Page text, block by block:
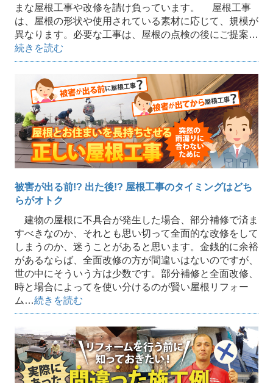
まな屋根工事や改修を請け負っています。 屋根工事
は、屋根の形状や使用されている素材に応じて、規模が
異なります。必要な工事は、屋根の点検の後にご提案…
続きを読む
被害が出る前!? 出た後!? 屋根工事のタイミングはどち
らがオトク
建物の屋根に不具合が発生した場合、部分補修で済ま
すべきなのか、それとも思い切って全面的な改修をして
しまうのか、迷うことがあると思います。金銭的に余裕
があるならば、全面改修の方が間違いはないのですが、
世の中にそういう方は少数です。部分補修と全面改修、
時と場合によってを使い分けるのが賢い屋根リフォー
ム…続きを読む